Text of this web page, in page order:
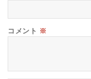
コメント ※